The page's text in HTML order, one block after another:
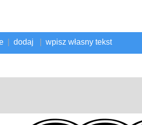
dodaj wpisz własny tekst